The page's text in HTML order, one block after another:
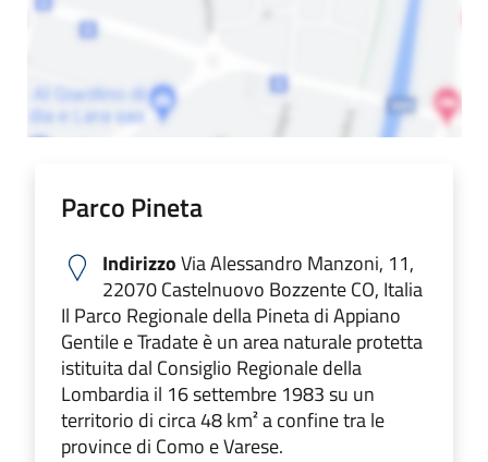
Parco Pineta
IndirizzoVia Alessandro Manzoni, 11,
22070 Castelnuovo Bozzente CO, Italia
Il Parco Regionale della Pineta di Appiano
Gentile e Tradate è un area naturale protetta
istituita dal Consiglio Regionale della
Lombardia il 16 settembre 1983 su un
territorio di circa 48 km² a confine tra le
province di Como e Varese.